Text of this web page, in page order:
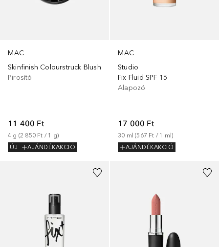
MAC
Skinfinish Colourstruck Blush
Pirosító
11 400 Ft
4 g (2 850 Ft / 1 g)
ÚJ
AJÁNDÉKAKCIÓ
MAC
Studio
Fix Fluid SPF 15
Alapozó
17 000 Ft
30 ml (567 Ft / 1 ml)
AJÁNDÉKAKCIÓ
+36